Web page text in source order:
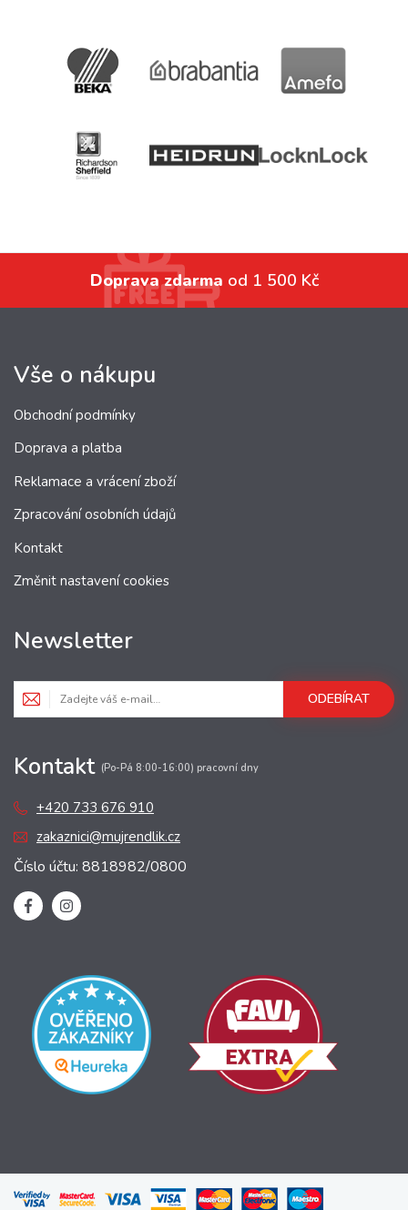
Doprava zdarma od 1 500 Kč
Vše o nákupu
Obchodní podmínky
Doprava a platba
Reklamace a vrácení zboží
Zpracování osobních údajů
Kontakt
Změnit nastavení cookies
Newsletter
ODEBÍRAT
Kontakt (Po-Pá 8:00-16:00) pracovní dny
+420 733 676 910
zakaznici@mujrendlik.cz
Číslo účtu: 8818982/0800